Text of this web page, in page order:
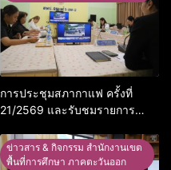
การประชุมสภากาแฟ ครั้งที่
21/2569 และรับชมรายการ
30/2569
ข่าวสาร & กิจกรรม สำนักงานเขต
พื้นที่การศึกษา ภาคตะวันออก